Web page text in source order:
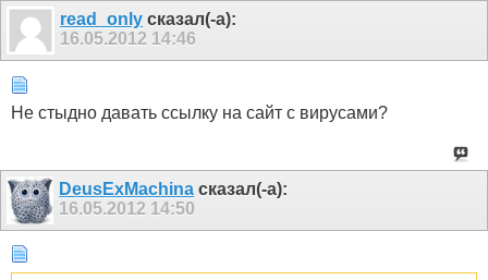
read_only сказал(-а):
16.05.2012 14:46
Не стыдно давать ссылку на сайт с вирусами?
DeusExMachina сказал(-а):
16.05.2012 14:50